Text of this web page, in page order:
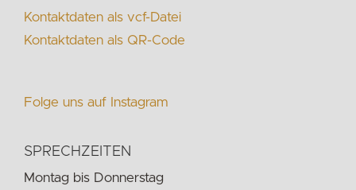
Kontaktdaten als vcf-Datei
Kontaktdaten als QR-Code
Folge uns auf Instagram
SPRECHZEITEN
Montag bis Donnerstag